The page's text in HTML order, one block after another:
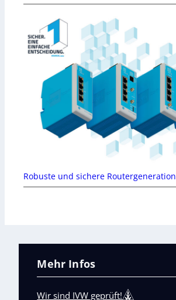
Robuste und sichere Routergeneration
Mehr Infos
Wir sind IVW geprüft!